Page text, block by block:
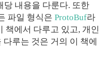
당 내용을 다룬다. 또한
파일 형식은 ProtoBuf라
책에서 다루고 있고, 개인
루는 것은 거의 이 책에